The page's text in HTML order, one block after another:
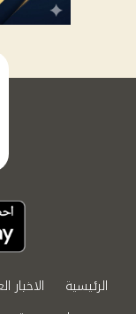
الرئيسية الاخبار